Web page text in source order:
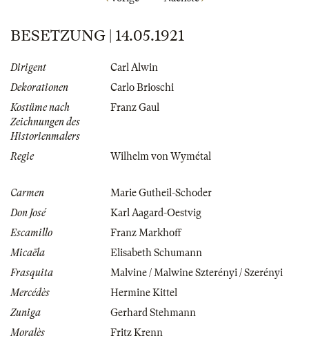
BESETZUNG | 14.05.1921
Dirigent
Carl Alwin
Dekorationen
Carlo Brioschi
Kostüme nach
Zeichnungen des
Historienmalers
Franz Gaul
Regie Wilhelm von Wymétal
Carmen
Marie Gutheil-Schoder
Don José
Karl Aagard-Oestvig
Escamillo
Franz Markhoff
Micaëla
Elisabeth Schumann
Frasquita
Malvine / Malwine Szterényi / Szerényi
Mercédès
Hermine Kittel
Zuniga
Gerhard Stehmann
Moralès
Fritz Krenn